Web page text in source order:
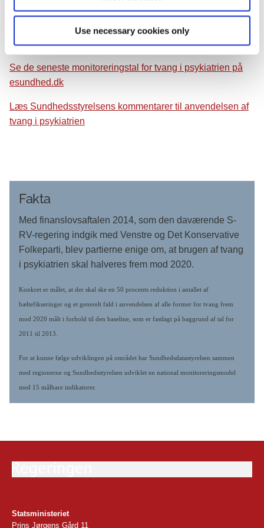
Use necessary cookies only
tvangsmedicineret med beroligende medicin", siger
sundhedsministeren, der vil følge udviklingen på området
tæt.
Se de seneste monitoreringstal for tvang i psykiatrien på
esundhed.dk
Læs Sundhedsstyrelsens kommentarer til anvendelsen af
tvang i psykiatrien
Fakta
Med finanslovsaftalen 2014, som den daværende S-
RV-regering indgik med Venstre og Det Konservative
Folkeparti, blev partierne enige om, at brugen af tvang
i psykiatrien skal halveres frem mod 2020.
Konkret er målet, at der skal ske en 50 procents reduktion i antallet af
bæltefikseringer og et generelt fald i anvendelsen af alle former for tvang frem
mod 2020 målt i forhold til den baseline, som er fastlagt på baggrund af tal for
2011 til 2013.
For at kunne følge udviklingen på området har Sundhedsdatastyrelsen sammen
med regionerne og Sundhedsstyrelsen udviklet en national monitoreringsmodel
med 15 målbare indikatorer.
Statsministeriet
Prins Jørgens Gård 11